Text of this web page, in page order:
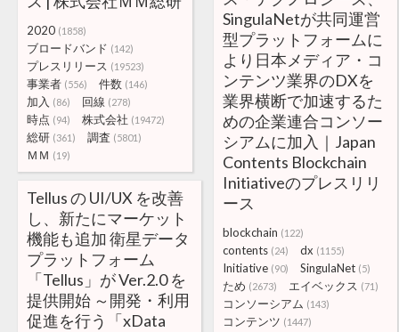
2020 (1858)
ブロードバンド (142)
プレスリリース (19523)
事業者 (556) 件数 (146)
加入 (86) 回線 (278)
時点 (94) 株式会社 (19472)
総研 (361) 調査 (5801)
ＭＭ (19)
SingulaNetが共同運営
型プラットフォームに
より日本メディア・コ
ンテンツ業界のDXを
業界横断で加速するた
めの企業連合コンソー
シアムに加入｜Japan
Contents Blockchain
Initiativeのプレスリリ
ース
blockchain (122)
contents (24) dx (1155)
Initiative (90) SingulaNet (5)
ため (2673) エイベックス (71)
コンソーシアム (143)
コンテンツ (1447)
Tellus の UI/UX を改善
し、新たにマーケット
機能も追加 衛星データ
プラットフォーム
「Tellus」が Ver.2.0 を
提供開始 ～開発・利用
促進を行う「xData